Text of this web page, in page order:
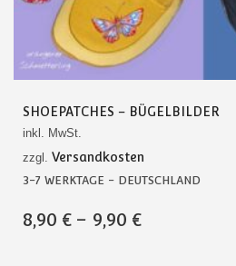
SHOEPATCHES – BÜGELBILDER
inkl. MwSt.
zzgl. Versandkosten
3-7 WERKTAGE - DEUTSCHLAND
PRODUKT
8,90 €– 9,90 €